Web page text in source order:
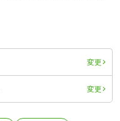
変更
変更